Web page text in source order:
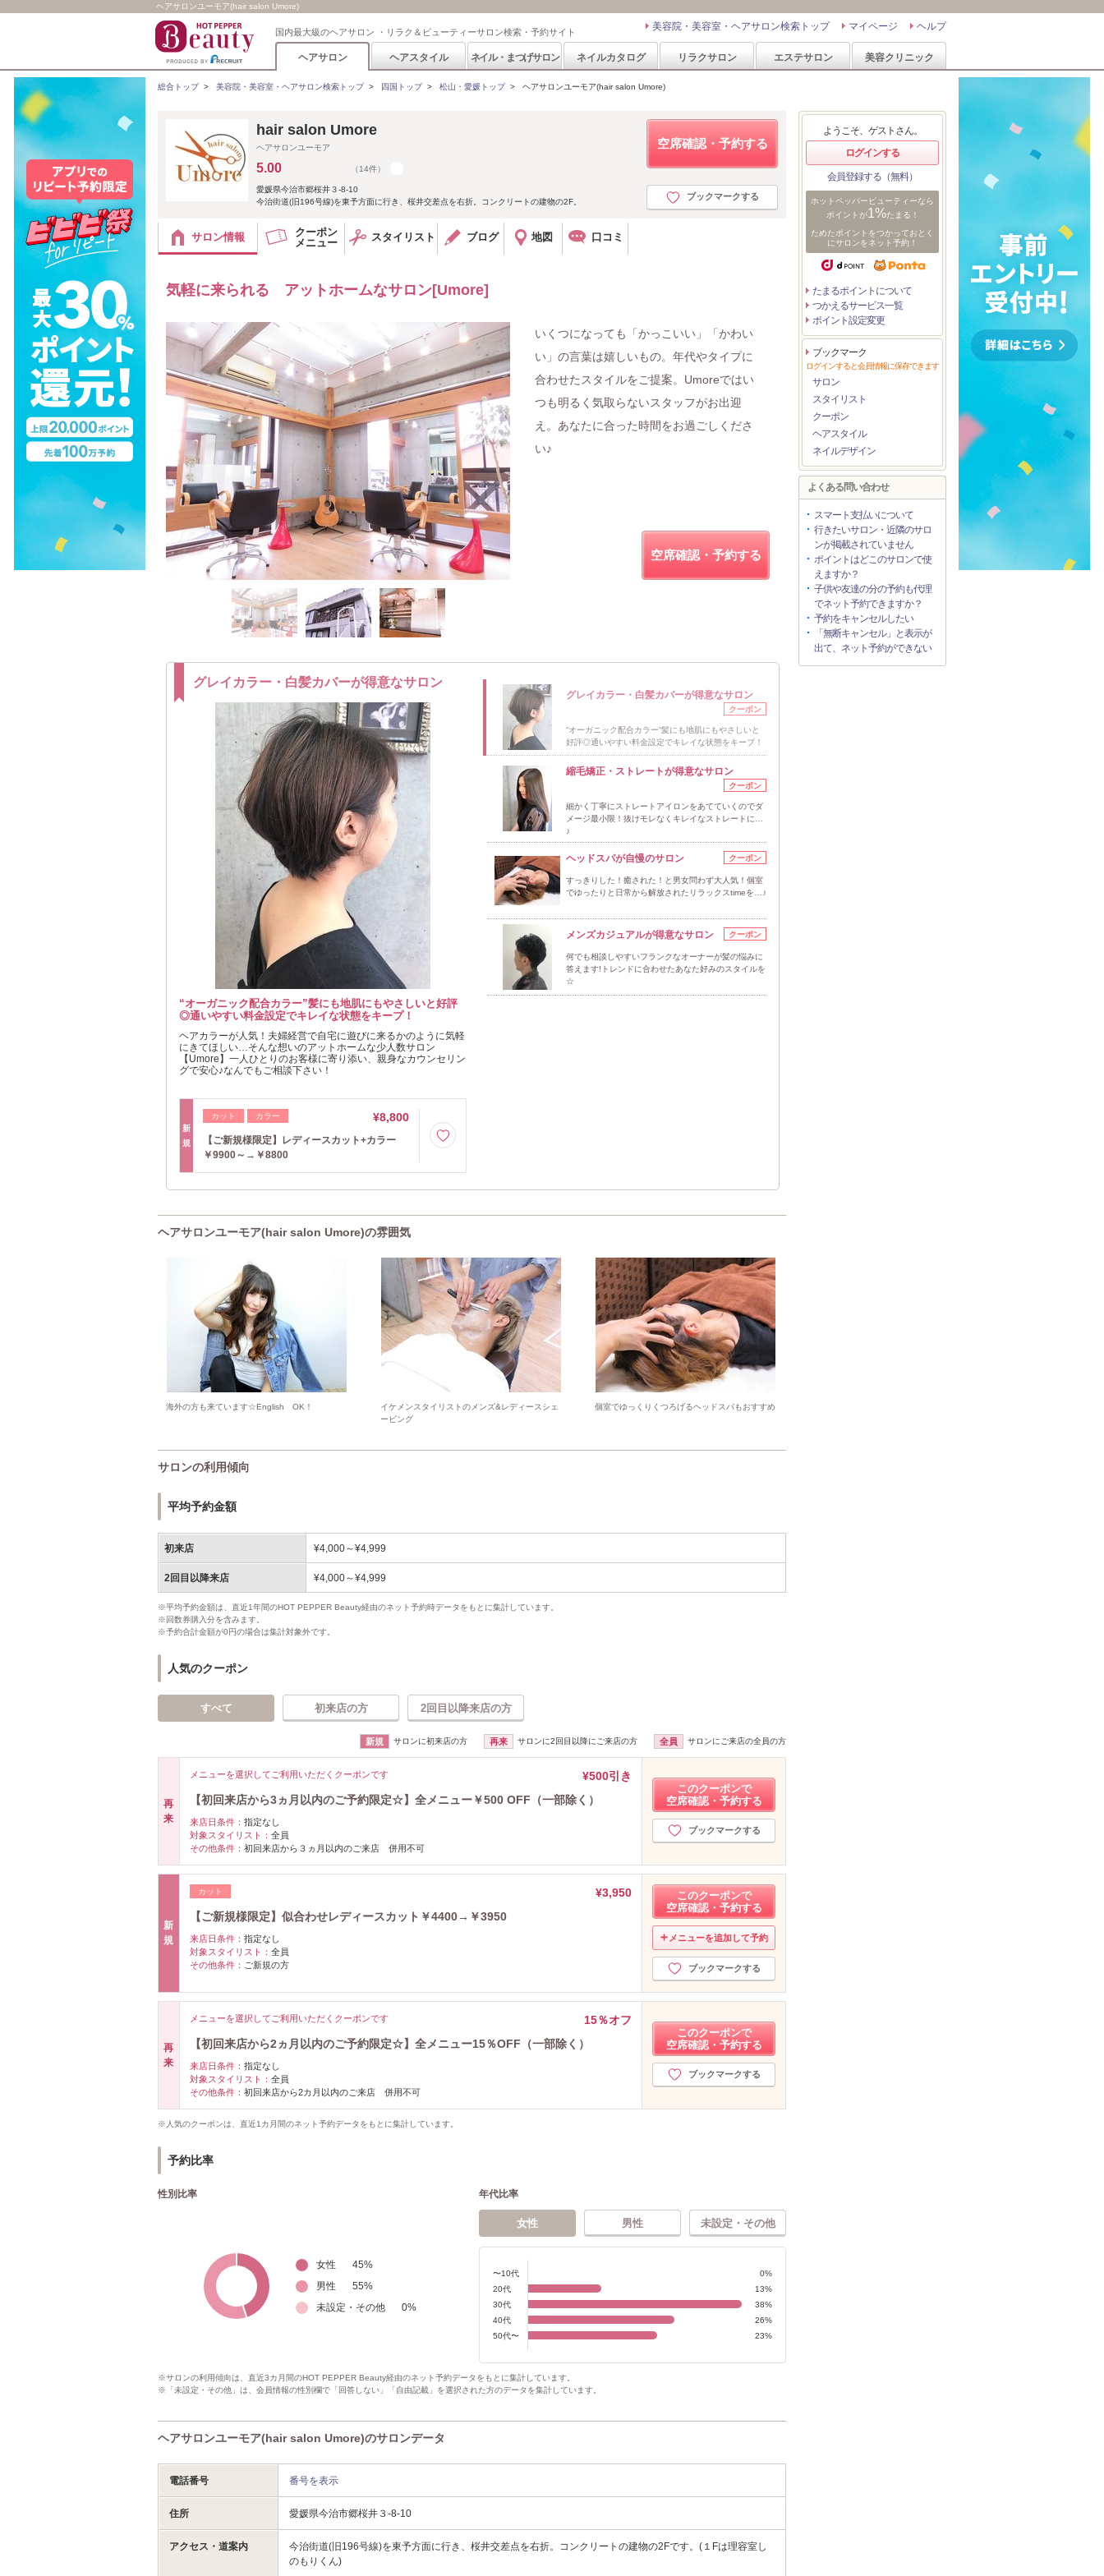
ヘアサロンユーモア(hair salon Umore)
国内最大級のヘアサロン ・リラク＆ビューティーサロン検索・予約サイト ヘルプ
マイページ
美容院・美容室・ヘアサロン検索トップ
ヘアサロン ヘアスタイル ネイル・まつげサロン ネイルカタログ リラクサロン エステサロン 美容クリニック
総合トップ> 美容院・美容室・ヘアサロン検索トップ> 四国トップ> 松山・愛媛トップ> ヘアサロンユーモア(hair salon Umore)
空席確認・予約する
ブックマークする
hair salon Umore
ヘアサロンユーモア
5.00 （14件）
愛媛県今治市郷桜井３-8-10
今治街道(旧196号線)を東予方面に行き、桜井交差点を右折。コンクリートの建物の2F。
サロン情報
クーポン
メニュー
スタイリスト ブログ 地図 口コミ
気軽に来られる アットホームなサロン[Umore]
いくつになっても「かっこいい」「かわい
い」の言葉は嬉しいもの。年代やタイプに
合わせたスタイルをご提案。Umoreではい
つも明るく気取らないスタッフがお出迎
え。あなたに合った時間をお過ごしくださ
い♪
空席確認・予約する
グレイカラー・白髪カバーが得意なサロン
“オーガニック配合カラー”髪にも地肌にもやさしいと好評
◎通いやすい料金設定でキレイな状態をキープ！
ヘアカラーが人気！夫婦経営で自宅に遊びに来るかのように気軽
にきてほしい…そんな想いのアットホームな少人数サロン
【Umore】一人ひとりのお客様に寄り添い、親身なカウンセリン
グで安心♪なんでもご相談下さい！
新
規
カット カラー ¥8,800
【ご新規様限定】レディースカット+カラー
￥9900～→￥8800
グレイカラー・白髪カバーが得意なサロン
クーポン
“オーガニック配合カラー”髪にも地肌にもやさしいと
好評◎通いやすい料金設定でキレイな状態をキープ！
縮毛矯正・ストレートが得意なサロン
クーポン
細かく丁寧にストレートアイロンをあてていくのでダ
メージ最小限！抜けモレなくキレイなストレートに…
♪
ヘッドスパが自慢のサロン クーポン
すっきりした！癒された！と男女問わず大人気！個室
でゆったりと日常から解放されたリラックスtimeを…♪
メンズカジュアルが得意なサロン クーポン
何でも相談しやすいフランクなオーナーが髪の悩みに
答えます!トレンドに合わせたあなた好みのスタイルを
☆
ヘアサロンユーモア(hair salon Umore)の雰囲気
海外の方も来ています☆English OK！
イケメンスタイリストのメンズ&レディースシェ
ービング
個室でゆっくりくつろげるヘッドスパもおすすめ
サロンの利用傾向
平均予約金額
初来店 ¥4,000～¥4,999
2回目以降来店 ¥4,000～¥4,999
※平均予約金額は、直近1年間のHOT PEPPER Beauty経由のネット予約時データをもとに集計しています。
※回数券購入分を含みます。
※予約合計金額が0円の場合は集計対象外です。
人気のクーポン
すべて 初来店の方 2回目以降来店の方
新規 サロンに初来店の方 再来 サロンに2回目以降にご来店の方 全員 サロンにご来店の全員の方
再
来
メニューを選択してご利用いただくクーポンです
¥500引き
【初回来店から3ヵ月以内のご予約限定☆】全メニュー￥500 OFF（一部除く）
来店日条件： 指定なし
対象スタイリスト： 全員
その他条件： 初回来店から３ヵ月以内のご来店 併用不可
このクーポンで
空席確認・予約する
ブックマークする
新
規
カット
¥3,950
【ご新規様限定】似合わせレディースカット￥4400→￥3950
来店日条件： 指定なし
対象スタイリスト： 全員
その他条件： ご新規の方
このクーポンで
空席確認・予約する
メニューを追加して予約
ブックマークする
再
来
メニューを選択してご利用いただくクーポンです
15％オフ
【初回来店から2ヵ月以内のご予約限定☆】全メニュー15％OFF（一部除く）
来店日条件： 指定なし
対象スタイリスト： 全員
その他条件： 初回来店から2カ月以内のご来店 併用不可
このクーポンで
空席確認・予約する
ブックマークする
※人気のクーポンは、直近1カ月間のネット予約データをもとに集計しています。
予約比率
性別比率
女性 45%
男性
55%
未設定・その他
0%
年代比率
女性 男性 未設定・その他
〜10代
0%
20代
13%
30代
38%
40代
26%
50代〜
23%
※サロンの利用傾向は、直近3カ月間のHOT PEPPER Beauty経由のネット予約データをもとに集計しています。
※「未設定・その他」は、会員情報の性別欄で「回答しない」「自由記載」を選択された方のデータを集計しています。
ヘアサロンユーモア(hair salon Umore)のサロンデータ
電話番号 番号を表示
住所 愛媛県今治市郷桜井３-8-10
アクセス・道案内
今治街道(旧196号線)を東予方面に行き、桜井交差点を右折。コンクリートの建物の2Fです。(１Fは理容室し
のもりくん)
ようこそ、ゲストさん。
ログインする
会員登録する（無料）
ホットペッパービューティーなら
ポイントが1%たまる！
ためたポイントをつかっておとく
にサロンをネット予約！
たまるポイントについて
つかえるサービス一覧
ポイント設定変更
ブックマーク
ログインすると会員情報に保存できます
サロン
スタイリスト
クーポン
ヘアスタイル
ネイルデザイン
よくある問い合わせ
スマート支払いについて
行きたいサロン・近隣のサロ
ンが掲載されていません
ポイントはどこのサロンで使
えますか？
子供や友達の分の予約も代理
でネット予約できますか？
予約をキャンセルしたい
「無断キャンセル」と表示が
出て、ネット予約ができない